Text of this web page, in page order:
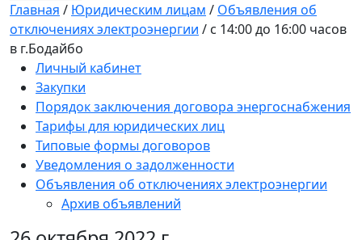
Главная / Юридическим лицам / Объявления об
отключениях электроэнергии / с 14:00 до 16:00 часов
в г.Бодайбо
Личный кабинет
Закупки
Порядок заключения договора энергоснабжения
Тарифы для юридических лиц
Типовые формы договоров
Уведомления о задолженности
Объявления об отключениях электроэнергии
Архив объявлений